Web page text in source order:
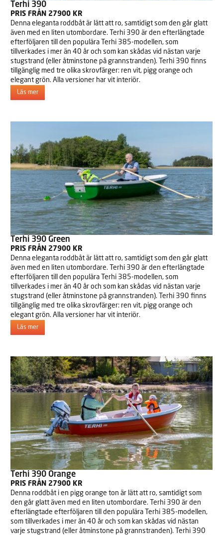
Terhi 390
PRIS FRÅN 27900 KR
Denna eleganta roddbåt är lätt att ro, samtidigt som den går glatt
även med en liten utombordare. Terhi 390 är den efterlängtade
efterföljaren till den populära Terhi 385-modellen, som
tillverkades i mer än 40 år och som kan skådas vid nästan varje
stugstrand (eller åtminstone på grannstranden). Terhi 390 finns
tillgänglig med tre olika skrovfärger: ren vit, pigg orange och
elegant grön. Alla versioner har vit interiör.
Läs mer
Terhi 390 Green
PRIS FRÅN 27900 KR
Denna eleganta roddbåt är lätt att ro, samtidigt som den går glatt
även med en liten utombordare. Terhi 390 är den efterlängtade
efterföljaren till den populära Terhi 385-modellen, som
tillverkades i mer än 40 år och som kan skådas vid nästan varje
stugstrand (eller åtminstone på grannstranden). Terhi 390 finns
tillgänglig med tre olika skrovfärger: ren vit, pigg orange och
elegant grön. Alla versioner har vit interiör.
Läs mer
Terhi 390 Orange
PRIS FRÅN 27900 KR
Denna roddbåt i en pigg orange ton är lätt att ro, samtidigt som
den går glatt även med en liten utombordare. Terhi 390 är den
efterlängtade efterföljaren till den populära Terhi 385-modellen,
som tillverkades i mer än 40 år och som kan skådas vid nästan
varje stugstrand (eller åtminstone på grannstranden). Terhi 390